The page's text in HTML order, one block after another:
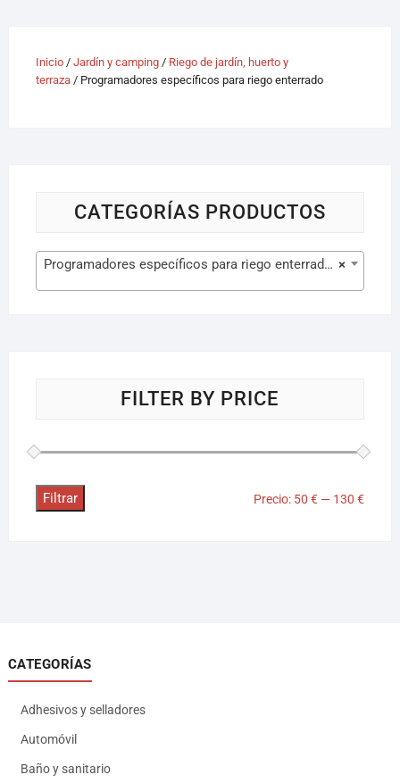
Inicio/ Jardín y camping/ Riego de jardín, huerto y
terraza/ Programadores específicos para riego enterrado
CATEGORÍAS PRODUCTOS
×
Programadores específicos para riego enterrado (3)
FILTER BY PRICE
Filtrar Precio: 50 € — 130 €
CATEGORÍAS
Adhesivos y selladores
Automóvil
Baño y sanitario